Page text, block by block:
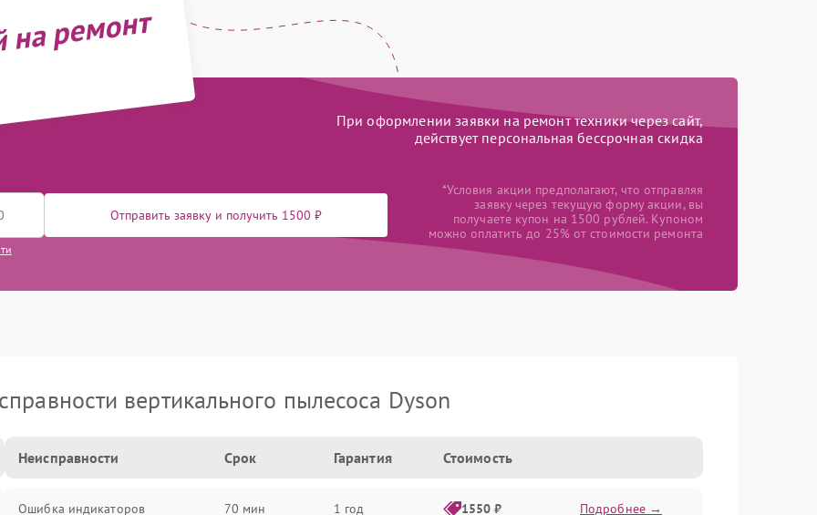
ремонт
При оформлении заявки на ремонт техники через сайт,
действует персональная бессрочная скидка
Отправить заявку и получить 1500 ₽
*Условия акции предполагают, что отправляя
заявку через текущую форму акции, вы
получаете купон на 1500 рублей. Купоном
можно оплатить до 25% от стоимости ремонта
вертикального пылесоса Dyson
Неисправности Срок Гарантия Стоимость
Ошибка индикаторов 70 мин 1 год 1550 ₽ Подробнее →